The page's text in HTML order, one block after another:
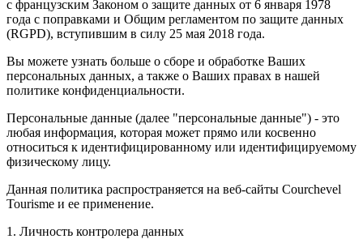
с французским Законом о защите данных от 6 января 1978
года с поправками и Общим регламентом по защите данных
(RGPD), вступившим в силу 25 мая 2018 года.
Вы можете узнать больше о сборе и обработке Ваших
персональных данных, а также о Ваших правах в нашей
политике конфиденциальности.
Персональные данные (далее "персональные данные") - это
любая информация, которая может прямо или косвенно
относиться к идентифицированному или идентифицируемому
физическому лицу.
Данная политика распространяется на веб-сайты Courchevel
Tourisme и ее применение.
1. Личность контролера данных